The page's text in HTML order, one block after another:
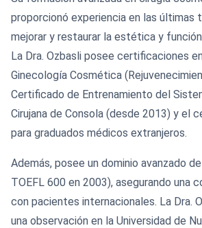
proporcionó experiencia en las últimas
mejorar y restaurar la estética y
La Dra. Ozbasli posee certificaciones
Ginecología Cosmética
Certificado de Entrenamiento del
Cirujana de Consola (desde 2013) y el
para graduados médicos extranjeros.
Además, posee un dominio avanzado
TOEFL 600 en 2003), asegurando una
con pacientes internacionales. La Dra.
una observación en la Universidad de